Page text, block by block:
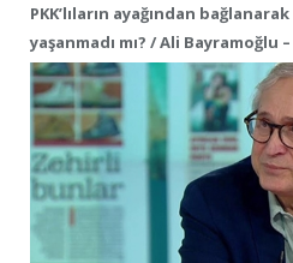
PKK’lıların ayağından
yaşanmadı mı? / Ali Bayramoğlu –